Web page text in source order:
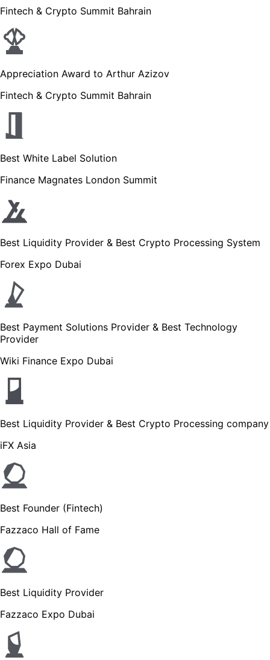
Fintech & Crypto Summit Bahrain
Appreciation Award to Arthur Azizov
Fintech & Crypto Summit Bahrain
Best White Label Solution
Finance Magnates London Summit
Best Liquidity Provider & Best Crypto Processing System
Forex Expo Dubai
Best Payment Solutions Provider & Best Technology
Provider
Wiki Finance Expo Dubai
Best Liquidity Provider & Best Crypto Processing company
iFX Asia
Best Founder (Fintech)
Fazzaco Hall of Fame
Best Liquidity Provider
Fazzaco Expo Dubai